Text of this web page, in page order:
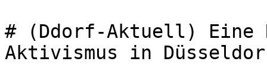
# (Ddorf-Aktuell) Eine
Aktivismus in